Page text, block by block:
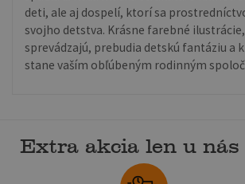
deti, ale aj dospelí, ktorí sa
svojho detstva. Krásne farebné
sprevádzajú, prebudia detskú fantáziu a
stane vaším obľúbeným rodinným
Extra akcia len u nás